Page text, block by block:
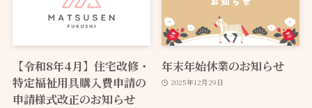
【令和8年4月】住宅改修・
特定福祉用具購入費申請の
申請様式改正のお知らせ
年末年始休業のお知らせ
2025年12月29日